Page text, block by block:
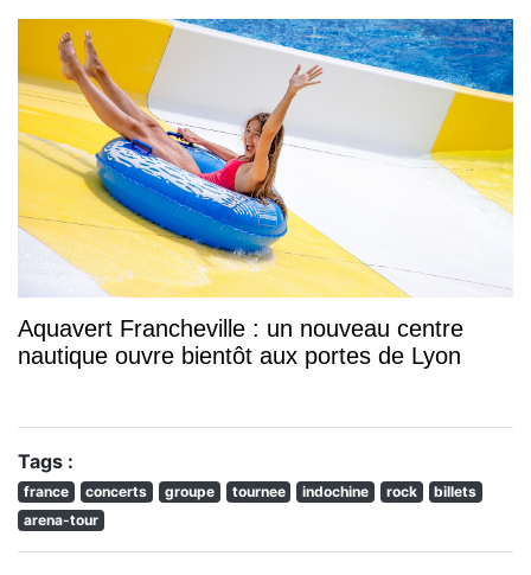
Aquavert Francheville : un nouveau centre
nautique ouvre bientôt aux portes de Lyon
Tags :
france concerts groupe tournee indochine rock
billets
arena-tour